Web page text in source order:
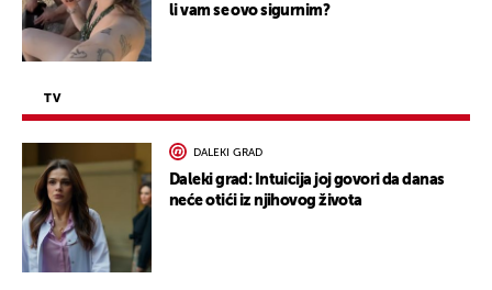
li vam se ovo sigurnim?
TV
DALEKI GRAD
Daleki grad: Intuicija joj govori da danas
neće otići iz njihovog života